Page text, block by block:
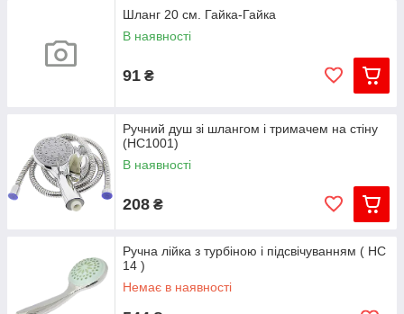
Шланг 20 см. Гайка-Гайка
В наявності
91 ₴
Ручний душ зі шлангом і тримачем на стіну
(HC1001)
В наявності
208 ₴
Ручна лійка з турбіною і підсвічуванням ( НС
14 )
Немає в наявності